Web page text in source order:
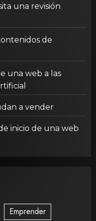
una revisión
de
una web a las
a vender
inicio de una web
Emprender